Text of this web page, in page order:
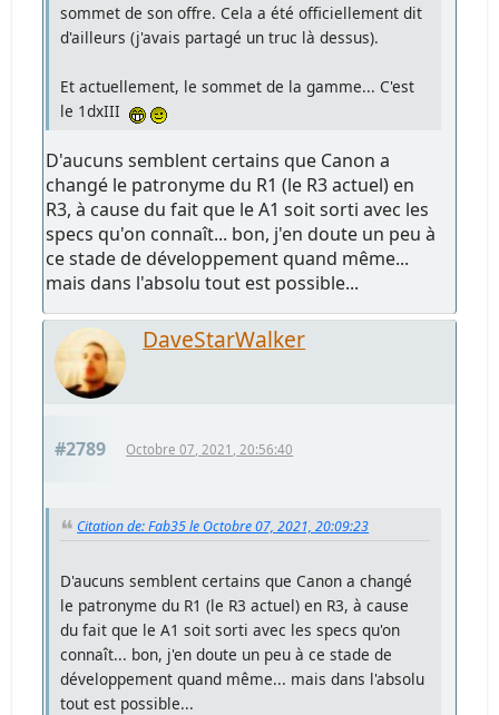
sommet de son offre. Cela a été officiellement dit
d'ailleurs (j'avais partagé un truc là dessus).
Et actuellement, le sommet de la gamme... C'est
le 1dxIII
D'aucuns semblent certains que Canon a
changé le patronyme du R1 (le R3 actuel) en
R3, à cause du fait que le A1 soit sorti avec les
specs qu'on connaît... bon, j'en doute un peu à
ce stade de développement quand même...
mais dans l'absolu tout est possible...
DaveStarWalker
#2789 Octobre 07, 2021, 20:56:40
Citation de: Fab35 le Octobre 07, 2021, 20:09:23
D'aucuns semblent certains que Canon a changé
le patronyme du R1 (le R3 actuel) en R3, à cause
du fait que le A1 soit sorti avec les specs qu'on
connaît... bon, j'en doute un peu à ce stade de
développement quand même... mais dans l'absolu
tout est possible...